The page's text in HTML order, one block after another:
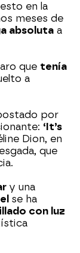
en la
meses de
absoluta a
que tenía
a
por
‘It’s
Dion, en
que
y una
se ha
con luz